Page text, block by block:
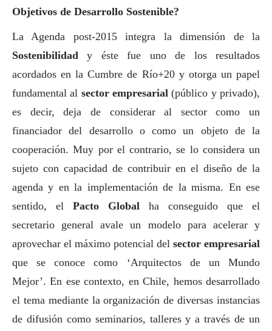
Objetivos de Desarrollo Sostenible?
La Agenda post-2015 integra la dimensión de la
Sostenibilidad y éste fue uno de los resultados
acordados en la Cumbre de Río+20 y otorga un papel
fundamental al sector empresarial (público y privado),
es decir, deja de considerar al sector como un
financiador del desarrollo o como un objeto de la
cooperación. Muy por el contrario, se lo considera un
sujeto con capacidad de contribuir en el diseño de la
agenda y en la implementación de la misma. En ese
sentido, el Pacto Global ha conseguido que el
secretario general avale un modelo para acelerar y
aprovechar el máximo potencial del sector empresarial
que se conoce como ‘Arquitectos de un Mundo
Mejor’.En ese contexto, en Chile, hemos desarrollado
el tema mediante la organización de diversas instancias
de difusión como seminarios, talleres y a través de un